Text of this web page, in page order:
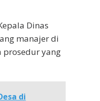
Dinas
manajer di
prosedur yang
di